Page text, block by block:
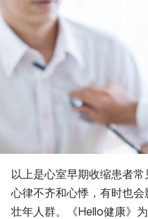
以上是心室早期收缩患者
心律不齐和心悸，有时也
壮年人群。《Hello健康》